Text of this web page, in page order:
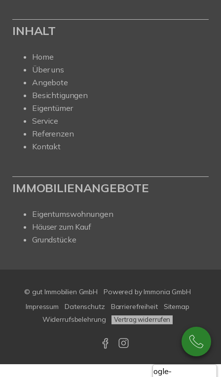
INHALT
Home
Über uns
Angebote
Besichtigungen
Eigentümer
Service
Referenzen
Kontakt
IMMOBILIENANGEBOTE
Eigentumswohnungen
Häuser zum Kauf
Grundstücke
© gut Immobilien GmbH Powered by Immonia GmbH
Impressum
Datenschutz Barrierefreiheit
Sitemap
Widerrufsbelehrung
Vertrag widerrufen
Google-